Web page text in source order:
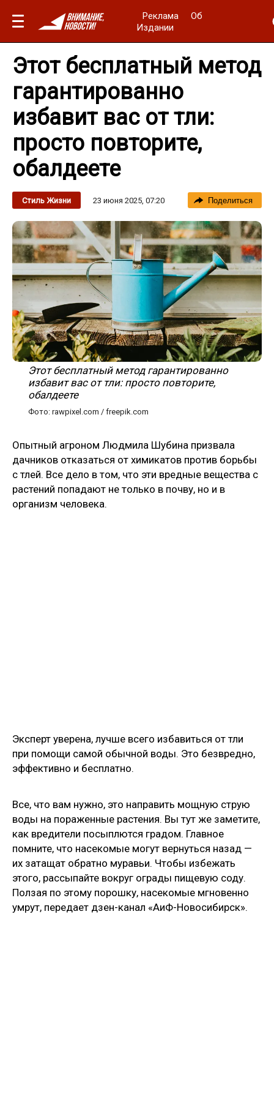
Реклама
Об
Издании
Этот бесплатный метод
гарантированно
избавит вас от тли:
просто повторите,
обалдеете
Стиль Жизни 23 июня 2025, 07:20 Поделиться
Этот бесплатный метод гарантированно
избавит вас от тли: просто повторите,
обалдеете
Фото: rawpixel.com / freepik.com
Опытный агроном Людмила Шубина призвала
дачников отказаться от химикатов против борьбы
с тлей. Все дело в том, что эти вредные вещества с
растений попадают не только в почву, но и в
организм человека.
Эксперт уверена, лучше всего избавиться от тли
при помощи самой обычной воды. Это безвредно,
эффективно и бесплатно.
Все, что вам нужно, это направить мощную струю
воды на пораженные растения. Вы тут же заметите,
как вредители посыплются градом. Главное
помните, что насекомые могут вернуться назад —
их затащат обратно муравьи. Чтобы избежать
этого, рассыпайте вокруг ограды пищевую соду.
Ползая по этому порошку, насекомые мгновенно
умрут, передает дзен-канал «АиФ-Новосибирск».